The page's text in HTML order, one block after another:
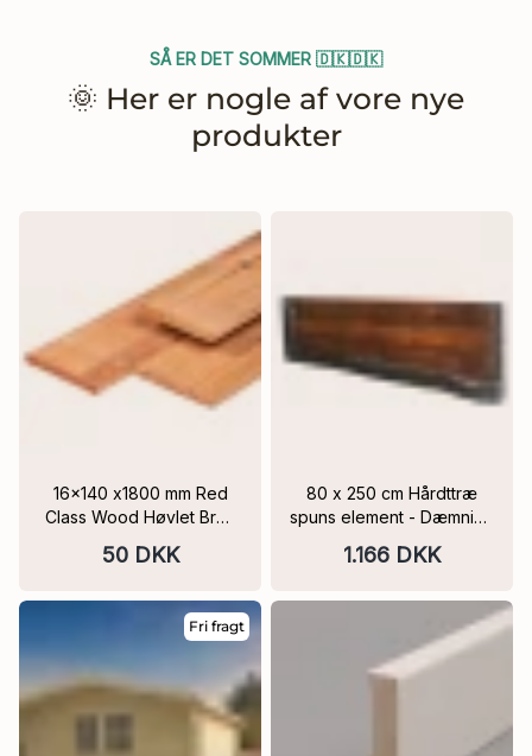
SÅ ER DET SOMMER 🇩🇰🇩🇰
🌞 Her er nogle af vore nye
produkter
16x140 x1800 mm Red
Class Wood Høvlet Bræt
50 DKK
80 x 250 cm Hårdttræ
spuns element - Dæmning
1.166 DKK
Fri fragt